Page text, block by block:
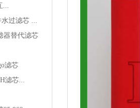
...
过滤芯 ...
器替代滤芯
滤芯
滤芯...